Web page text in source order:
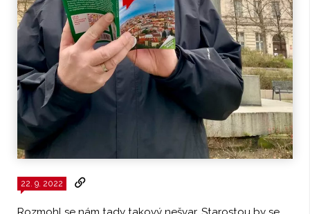
22. 9. 2022